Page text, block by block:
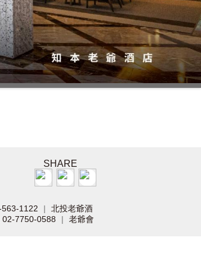
SHARE
1122 |
北投老爺酒
02-7750-0588 |
老爺會